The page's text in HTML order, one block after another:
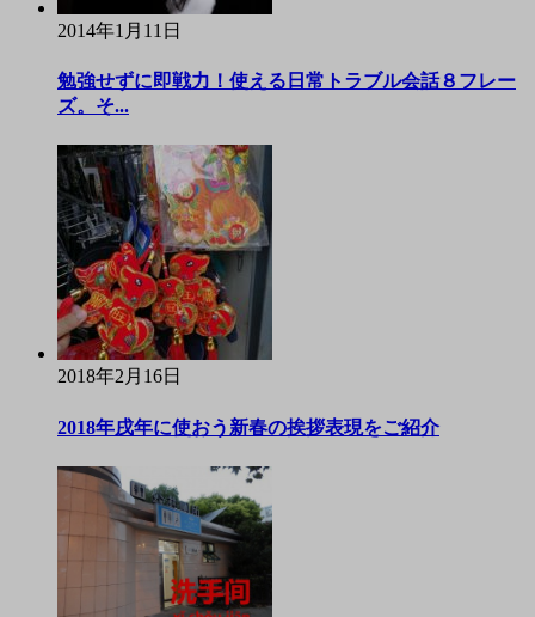
2014年1月11日
勉強せずに即戦力！使える日常トラブル会話８フレー
ズ。そ...
2018年2月16日
2018年戌年に使おう新春の挨拶表現をご紹介